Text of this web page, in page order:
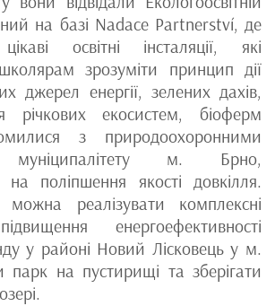
на базі Nadace Partnerství, де
освітні інсталяції, які
зрозуміти принцип дії
джерел енергії, зелених дахів,
річкових екосистем, біоферм
з природоохоронними
муніципалітету м. Брно,
поліпшення якості довкілля.
реалізувати комплексні
енергоефективності
у районі Новий Лісковець у м.
парк на пустирищі та зберігати